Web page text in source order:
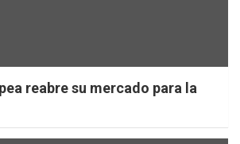
reabre su mercado para la